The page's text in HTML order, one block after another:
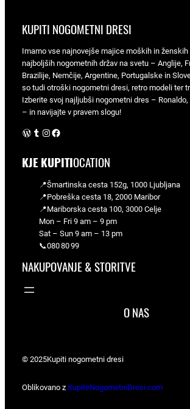
KUPITI NOGOMETNI DRESI
Imamo vse najnovejše majice moških in
najboljših nogometnih držav na svetu – Anglije,
Brazilije, Nemčije, Argentine, Portugalske in
so tudi otroški nogometni dresi, retro modeli ter
Izberite svoj najljubši nogometni dres –
– in navijajte v pravem slogu!
WordPress Instagram Facebook
KJE KUPITIOCATION
📍Šmartinska cesta 152g, 1000 Ljubljana
📍Pobreška cesta 18, 2000 Maribor
📍Mariborska cesta 100, 3000 Celje
Mon – Fri 9 am – 9 pm
Sat – Sun 9 am – 13 pm
📞080 80 99
NAKUPOVANJE & STORITVE
O NAS
© 2025Kupiti nogometni dresi
Oblikovano z KupiteNogometniDresi.com